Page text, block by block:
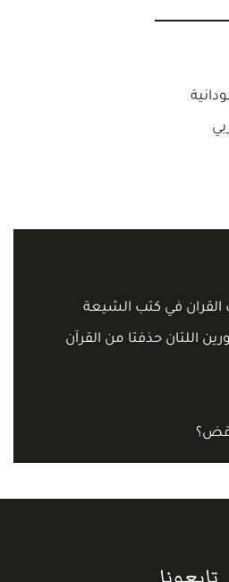
القران في كتب الشيعة
اللتان حذفتا من القرآن